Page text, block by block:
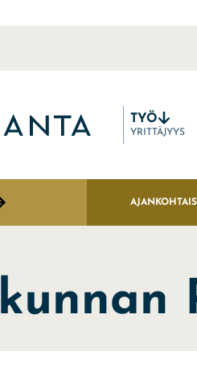
TYÖ
YRITTÄJYYS